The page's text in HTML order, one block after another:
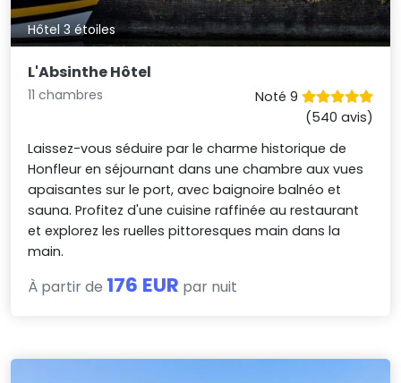
Hôtel 3 étoiles
L'Absinthe Hôtel
11 chambres
Noté 9
(540 avis)
Laissez-vous séduire par le charme historique de
Honfleur en séjournant dans une chambre aux vues
apaisantes sur le port, avec baignoire balnéo et
sauna. Profitez d'une cuisine raffinée au restaurant
et explorez les ruelles pittoresques main dans la
main.
À partir de 176 EUR par nuit